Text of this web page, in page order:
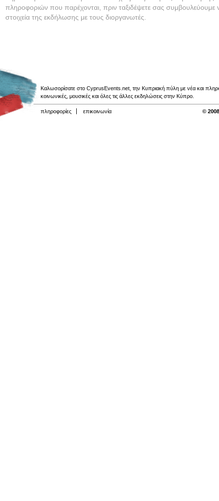
πληροφοριών που παρέχονται, πριν ταξιδέψετε σας συμβουλεύουμε
στοιχεία της εκδήλωσης με τους διοργανωτές.
Καλωσορίσατε στο CyprusEvents.net, την Κυπριακή πύλη με νέα και
κοινωνικές, μουσικές και όλες τις άλλες εκδηλώσεις στην Κύπρο.
πληροφορίες επικοινωνία ©